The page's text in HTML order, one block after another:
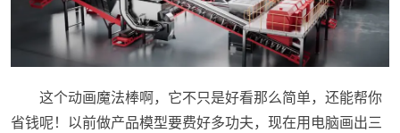
这个动画魔法棒啊，它不只是好看那么简单，还能帮你
省钱呢！以前做产品模型要费好多功夫，现在用电脑画出三